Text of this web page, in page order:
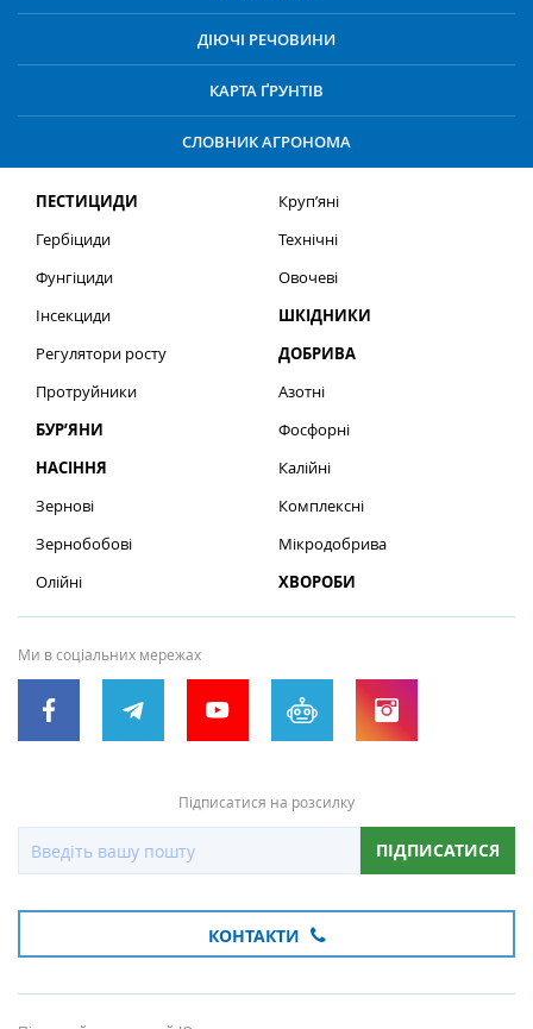
ДІЮЧІ РЕЧОВИНИ
КАРТА ҐРУНТІВ
СЛОВНИК АГРОНОМА
ПЕСТИЦИДИ
Гербіциди
Фунгіциди
Інсекциди
Регулятори росту
Протруйники
БУР’ЯНИ
НАСІННЯ
Зернові
Зернобобові
Олійні
Круп’яні
Технічні
Овочеві
ШКІДНИКИ
ДОБРИВА
Азотні
Фосфорні
Калійні
Комплексні
Мікродобрива
ХВОРОБИ
Ми в соціальних мережах
Підписатися на розсилку
ПІДПИСАТИСЯ
КОНТАКТИ